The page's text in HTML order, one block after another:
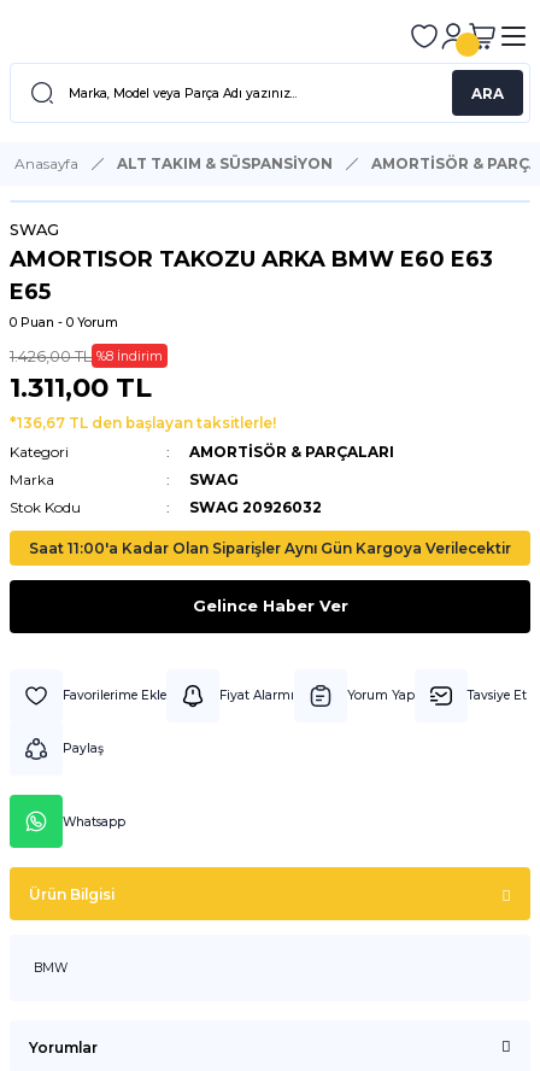
ARA
Anasayfa ALT TAKIM & SÜSPANSİYON AMORTİSÖR &
SWAG
AMORTISOR TAKOZU ARKA BMW E60 E63
E65
0 Puan - 0 Yorum
1.426,00 TL %8 İndirim
1.311,00 TL
*136,67 TL den başlayan taksitlerle!
Kategori
AMORTİSÖR & PARÇALARI
Marka
SWAG
Stok Kodu
SWAG 20926032
Saat 11:00'a Kadar Olan Siparişler Aynı Gün Kargoya Verilecektir
Gelince Haber Ver
Fiyat Alarmı Yorum Yap Tavsiye Et
Paylaş
Whatsapp
Ürün Bilgisi
BMW
Yorumlar